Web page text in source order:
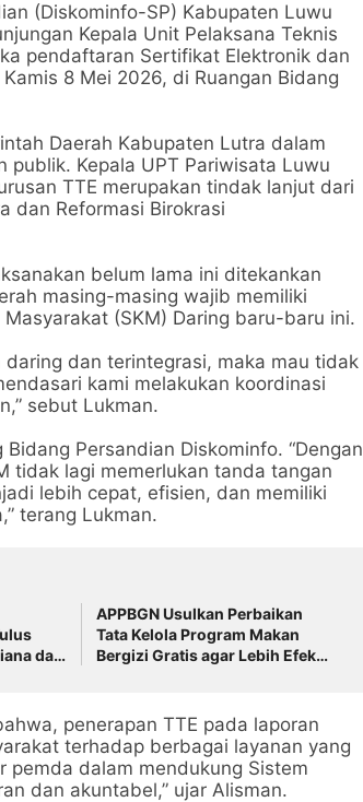
(Diskominfo-SP) Kabupaten Luwu
Kepala Unit Pelaksana Teknis
pendaftaran Sertifikat Elektronik dan
8 Mei 2026, di Ruangan Bidang
Daerah Kabupaten Lutra dalam
Kepala UPT Pariwisata Luwu
TTE merupakan tindak lanjut dari
dan Reformasi Birokrasi
belum lama ini ditekankan
masing-masing wajib memiliki
(SKM) Daring baru-baru ini.
dan terintegrasi, maka mau tidak
kami melakukan koordinasi
sebut Lukman.
Persandian Diskominfo. “Dengan
tidak lagi memerlukan tanda tangan
lebih cepat, efisien, dan memiliki
terang Lukman.
dan
APPBGN Usulkan Perbaikan
Tata Kelola Program Makan
Bergizi Gratis agar Lebih Efektif
penerapan TTE pada laporan
terhadap berbagai layanan yang
pemda dalam mendukung Sistem
dan akuntabel,” ujar Alisman.